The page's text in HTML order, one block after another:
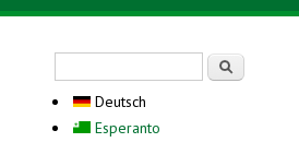
Deutsch
Esperanto